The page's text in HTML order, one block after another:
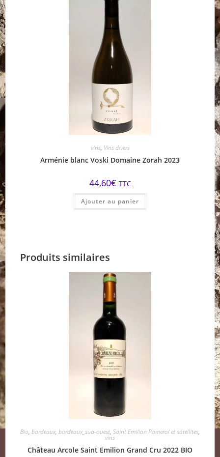
vins, Vins divers
Arménie blanc Voski Domaine Zorah 2023
44,60€ TTC
Ajouter au panier
Produits similaires
Bio, bordeaux, bordeaux_sud-ouest, Saint Emilion Pomerol et satellites,
vins
Château Arcole Saint Emilion Grand Cru 2022 BIO